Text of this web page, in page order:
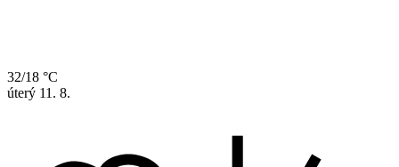
32/18 °C
úterý 11. 8.